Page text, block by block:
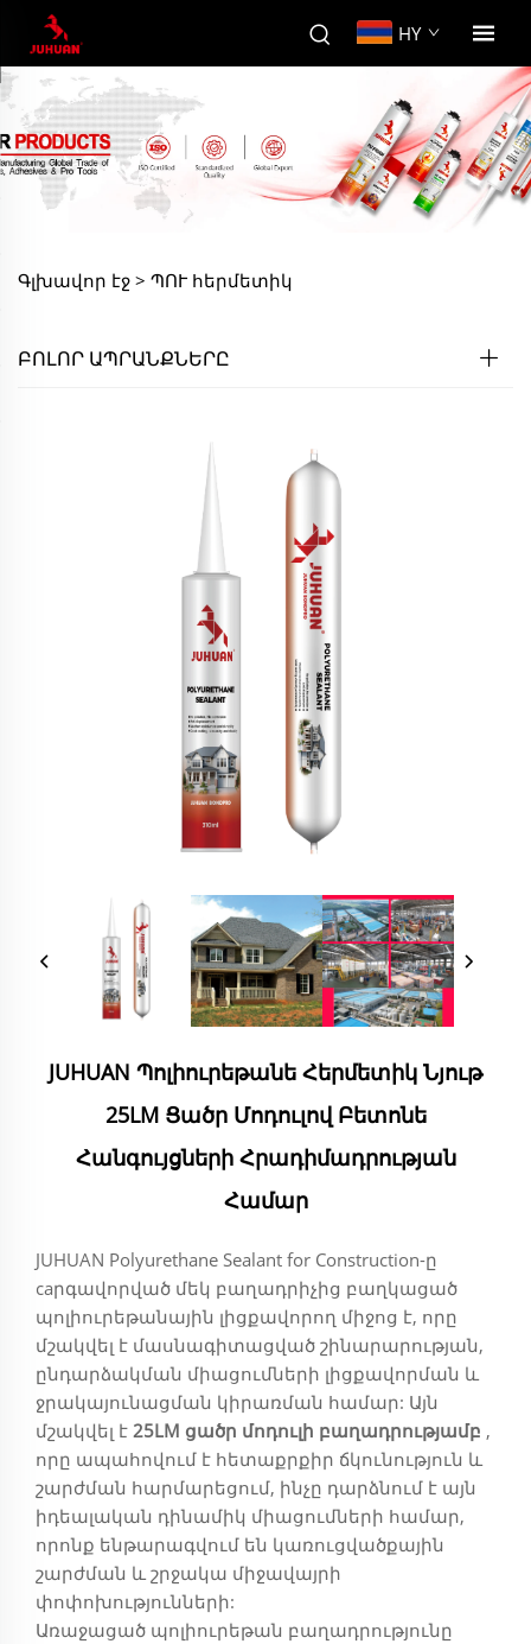
HY
Գլխավոր էջ > ՊՈՒ հերմետիկ
ԲՈԼՈՐ ԱՊՐԱՆՔՆԵՐԸ
JUHUAN Պոլիուրեթանե Հերմետիկ Նյութ
25LM Ցածր Մոդուլով Բետոնե
Հանգույցների Հրադիմադրության
Համար
JUHUAN Polyurethane Sealant for Construction-ը
caրգավորված մեկ բաղադրիչից բաղկացած
պոլիուրեթանային լիցքավորող միջոց է, որը
մշակվել է մասնագիտացված շինարարության,
ընդարձակման միացումների լիցքավորման և
ջրակայունացման կիրառման համար: Այն
մշակվել է 25LM ցածր մոդուլի բաղադրությամբ ,
որը ապահովում է հետաքրքիր ճկունություն և
շարժման հարմարեցում, ինչը դարձնում է այն
իդեալական դինամիկ միացումների համար,
որոնք ենթարագվում են կառուցվածքային
շարժման և շրջակա միջավայրի
փոփոխությունների:
Առաջացած պոլիուրեթան բաղադրությունը